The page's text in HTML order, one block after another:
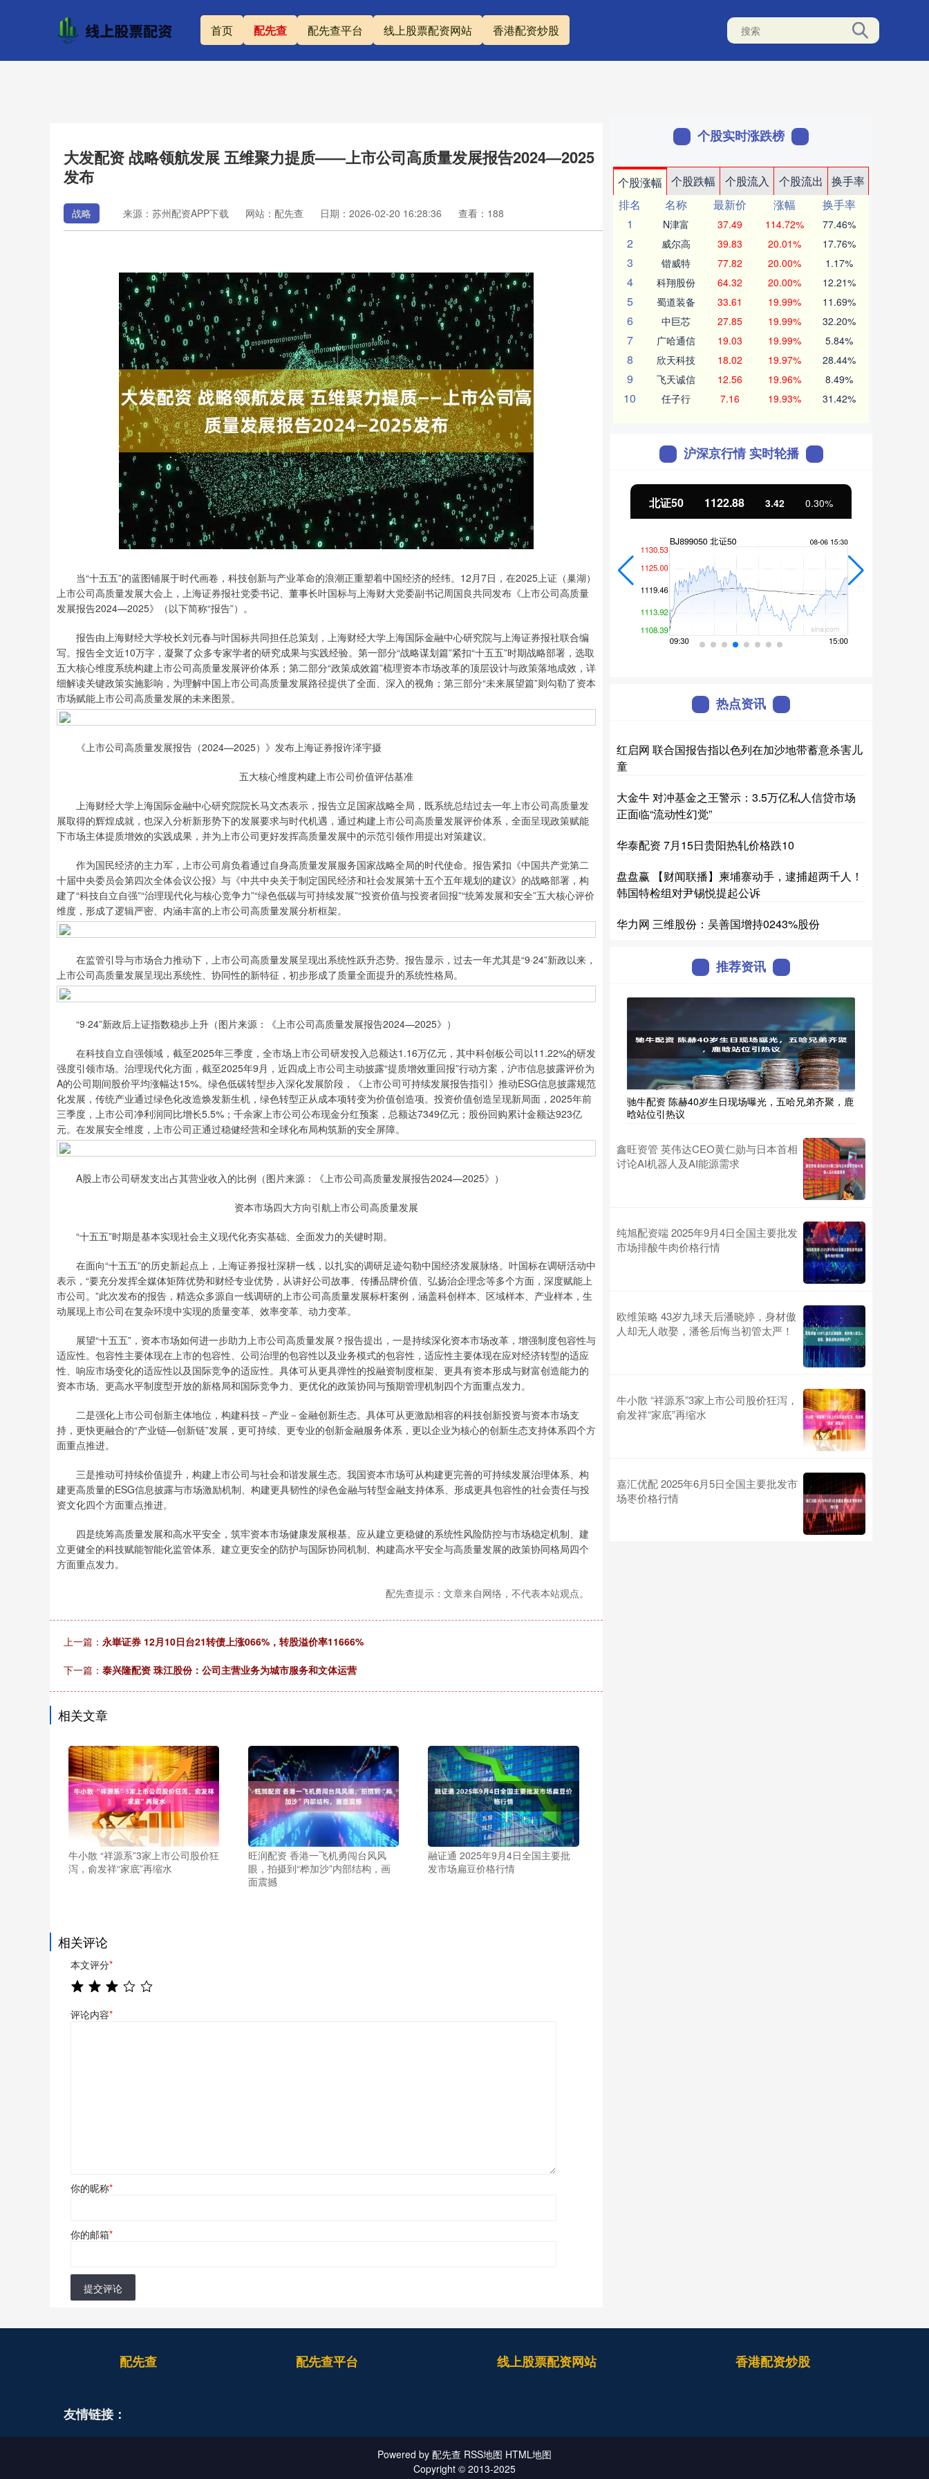
首页 配先查 配先查平台 线上股票配资网站 香港配资炒股
大发配资 战略领航发展 五维聚力提质——上市公司高质量发展报告2024—2025
发布
战略 来源：苏州配资APP下载 网站：配先查 日期：2026-02-20 16:28:36 查看：188
当“十五五”的蓝图铺展于时代画卷，科技创新与产业革命的浪潮正重塑着中国经济的经纬。12月7日，在2025上证（巢湖）
上市公司高质量发展大会上，上海证券报社党委书记、董事长叶国标与上海财大党委副书记周国良共同发布《上市公司高质量
发展报告2024—2025》（以下简称“报告”）。
报告由上海财经大学校长刘元春与叶国标共同担任总策划，上海财经大学上海国际金融中心研究院与上海证券报社联合编
写。报告全文近10万字，凝聚了众多专家学者的研究成果与实践经验。第一部分“战略谋划篇”紧扣“十五五”时期战略部署，选取
五大核心维度系统构建上市公司高质量发展评价体系；第二部分“政策成效篇”梳理资本市场改革的顶层设计与政策落地成效，详
细解读关键政策实施影响，为理解中国上市公司高质量发展路径提供了全面、深入的视角；第三部分“未来展望篇”则勾勒了资本
市场赋能上市公司高质量发展的未来图景。
《上市公司高质量发展报告（2024—2025）》发布上海证券报许泽宇摄
五大核心维度构建上市公司价值评估基准
上海财经大学上海国际金融中心研究院院长马文杰表示，报告立足国家战略全局，既系统总结过去一年上市公司高质量发
展取得的辉煌成就，也深入分析新形势下的发展要求与时代机遇，通过构建上市公司高质量发展评价体系，全面呈现政策赋能
下市场主体提质增效的实践成果，并为上市公司更好发挥高质量发展中的示范引领作用提出对策建议。
作为国民经济的主力军，上市公司肩负着通过自身高质量发展服务国家战略全局的时代使命。报告紧扣《中国共产党第二
十届中央委员会第四次全体会议公报》与《中共中央关于制定国民经济和社会发展第十五个五年规划的建议》的战略部署，构
建了“科技自立自强”“治理现代化与核心竞争力”“绿色低碳与可持续发展”“投资价值与投资者回报”“统筹发展和安全”五大核心评价
维度，形成了逻辑严密、内涵丰富的上市公司高质量发展分析框架。
在监管引导与市场合力推动下，上市公司高质量发展呈现出系统性跃升态势。报告显示，过去一年尤其是“9·24”新政以来，
上市公司高质量发展呈现出系统性、协同性的新特征，初步形成了质量全面提升的系统性格局。
“9·24”新政后上证指数稳步上升（图片来源：《上市公司高质量发展报告2024—2025》）
在科技自立自强领域，截至2025年三季度，全市场上市公司研发投入总额达1.16万亿元，其中科创板公司以11.22%的研发
强度引领市场。治理现代化方面，截至2025年9月，近四成上市公司主动披露“提质增效重回报”行动方案，沪市信息披露评价为
A的公司期间股价平均涨幅达15%。绿色低碳转型步入深化发展阶段，《上市公司可持续发展报告指引》推动ESG信息披露规范
化发展，传统产业通过绿色化改造焕发新生机，绿色转型正从成本项转变为价值创造项。投资价值创造呈现新局面，2025年前
三季度，上市公司净利润同比增长5.5%；千余家上市公司公布现金分红预案，总额达7349亿元；股份回购累计金额达923亿
元。在发展安全维度，上市公司正通过稳健经营和全球化布局构筑新的安全屏障。
A股上市公司研发支出占其营业收入的比例（图片来源：《上市公司高质量发展报告2024—2025》）
资本市场四大方向引航上市公司高质量发展
“十五五”时期是基本实现社会主义现代化夯实基础、全面发力的关键时期。
在面向“十五五”的历史新起点上，上海证券报社深耕一线，以扎实的调研足迹勾勒中国经济发展脉络。叶国标在调研活动中
表示，“要充分发挥全媒体矩阵优势和财经专业优势，从讲好公司故事、传播品牌价值、弘扬治企理念等多个方面，深度赋能上
市公司。”此次发布的报告，精选众多源自一线调研的上市公司高质量发展标杆案例，涵盖科创样本、区域样本、产业样本，生
动展现上市公司在复杂环境中实现的质量变革、效率变革、动力变革。
展望“十五五”，资本市场如何进一步助力上市公司高质量发展？报告提出，一是持续深化资本市场改革，增强制度包容性与
适应性。包容性主要体现在上市的包容性、公司治理的包容性以及业务模式的包容性，适应性主要体现在应对经济转型的适应
性、响应市场变化的适应性以及国际竞争的适应性。具体可从更具弹性的投融资制度框架、更具有资本形成与财富创造能力的
资本市场、更高水平制度型开放的新格局和国际竞争力、更优化的政策协同与预期管理机制四个方面重点发力。
二是强化上市公司创新主体地位，构建科技－产业－金融创新生态。具体可从更激励相容的科技创新投资与资本市场支
持，更快更融合的“产业链—创新链”发展，更可持续、更专业的创新金融服务体系，更以企业为核心的创新生态支持体系四个方
面重点推进。
三是推动可持续价值提升，构建上市公司与社会和谐发展生态。我国资本市场可从构建更完善的可持续发展治理体系、构
建更高质量的ESG信息披露与市场激励机制、构建更具韧性的绿色金融与转型金融支持体系、形成更具包容性的社会责任与投
资文化四个方面重点推进。
四是统筹高质量发展和高水平安全，筑牢资本市场健康发展根基。应从建立更稳健的系统性风险防控与市场稳定机制、建
立更健全的科技赋能智能化监管体系、建立更安全的防护与国际协同机制、构建高水平安全与高质量发展的政策协同格局四个
方面重点发力。
配先查提示：文章来自网络，不代表本站观点。
上一篇： 永崋证券 12月10日台21转债上涨066%，转股溢价率11666%
下一篇： 泰兴隆配资 珠江股份：公司主营业务为城市服务和文体运营
相关文章
牛小散 “祥源系”3家上市公司股价狂
泻，俞发祥“家底”再缩水
旺润配资 香港一飞机勇闯台风风
眼，拍摄到“桦加沙”内部结构，画
面震撼
融证通 2025年9月4日全国主要批
发市场扁豆价格行情
相关评论
本文评分*
评论内容*
你的昵称*
你的邮箱*
提交评论
个股实时涨跌榜
个股涨幅 个股跌幅 个股流入 个股流出
换手率
排名
名称 最新价 涨幅
换手率
1
N津富 37.49 114.72% 77.46%
2 威尔高 39.83 20.01% 17.76%
3 锴威特 77.82 20.00% 1.17%
4 科翔股份 64.32 20.00% 12.21%
5 蜀道装备 33.61 19.99% 11.69%
6 中巨芯 27.85 19.99% 32.20%
7 广哈通信 19.03 19.99% 5.84%
8 欣天科技 18.02 19.97% 28.44%
9 飞天诚信 12.56 19.96% 8.49%
10 任子行 7.16 19.93% 31.42%
沪深京行情 实时轮播
深证成指 14110.12 -34.08 -0.24% 沪深300 4651.31 -6.85 北证50 1122.88 3.42 0.30%
热点资讯
红启网 联合国报告指以色列在加沙地带蓄意杀害儿
童
大金牛 对冲基金之王警示：3.5万亿私人信贷市场
正面临“流动性幻觉”
华泰配资 7月15日贵阳热轧价格跌10
盘盘赢 【财闻联播】柬埔寨动手，逮捕超两千人！
韩国特检组对尹锡悦提起公诉
华力网 三维股份：吴善国增持0243%股份
推荐资讯
驰牛配资 陈赫40岁生日现场曝光，五哈兄弟齐聚，鹿
晗站位引热议
鑫旺资管 英伟达CEO黄仁勋与日本首相
讨论AI机器人及AI能源需求
纯旭配资端 2025年9月4日全国主要批发
市场排酸牛肉价格行情
欧维策略 43岁九球天后潘晓婷，身材傲
人却无人敢娶，潘爸后悔当初管太严！
牛小散 “祥源系”3家上市公司股价狂泻，
俞发祥“家底”再缩水
嘉汇优配 2025年6月5日全国主要批发市
场枣价格行情
配先查 配先查平台 线上股票配资网站 香港配资炒股
友情链接：
Powered by 配先查 RSS地图 HTML地图
Copyright © 2013-2025